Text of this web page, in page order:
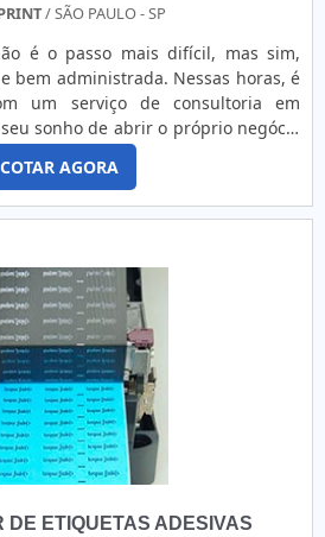
/ SÃO PAULO - SP
é o passo mais difícil, mas sim,
bem administrada. Nessas horas, é
um serviço de consultoria em
sonho de abrir o próprio negócio
você percebeu que a partir
são inúmeros. Manter uma
do seu porte, é um grande desafio,
deve estar funcionando bem e
COTAR AGORA
DE ETIQUETAS ADESIVAS